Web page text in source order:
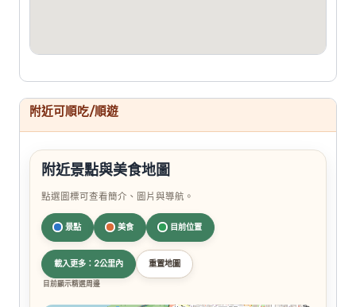
附近可順吃/順遊
附近景點與美食地圖
點選圖標可查看簡介、圖片與導航。
景點 美食 目前位置
載入更多：2公里內 重置地圖
目前顯示精選周邊